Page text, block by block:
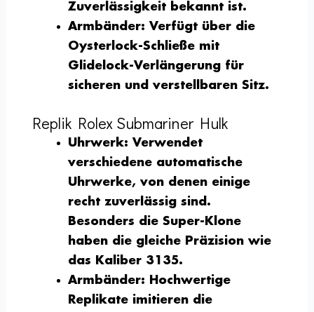
Zuverlässigkeit bekannt ist.
Armbänder: Verfügt über die
Oysterlock-Schließe mit
Glidelock-Verlängerung für
sicheren und verstellbaren Sitz.
Replik Rolex Submariner Hulk
Uhrwerk: Verwendet
verschiedene automatische
Uhrwerke, von denen einige
recht zuverlässig sind.
Besonders die Super-Klone
haben die gleiche Präzision wie
das Kaliber 3135.
Armbänder: Hochwertige
Replikate imitieren die